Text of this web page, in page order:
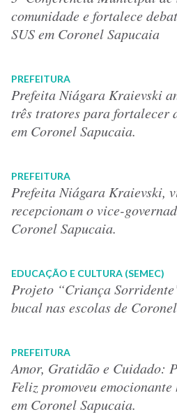
comunidade e fortalece
SUS em Coronel Sapucaia
PREFEITURA
Prefeita Niágara Kraievski
três tratores para
em Coronel Sapucaia.
PREFEITURA
Prefeita Niágara Kraievski,
recepcionam o vice-
Coronel Sapucaia.
EDUCAÇÃO E CULTURA (SEMEC)
Projeto “Criança
bucal nas escolas de
PREFEITURA
Amor, Gratidão e Cuidado:
Feliz promoveu emocionante
em Coronel Sapucaia.